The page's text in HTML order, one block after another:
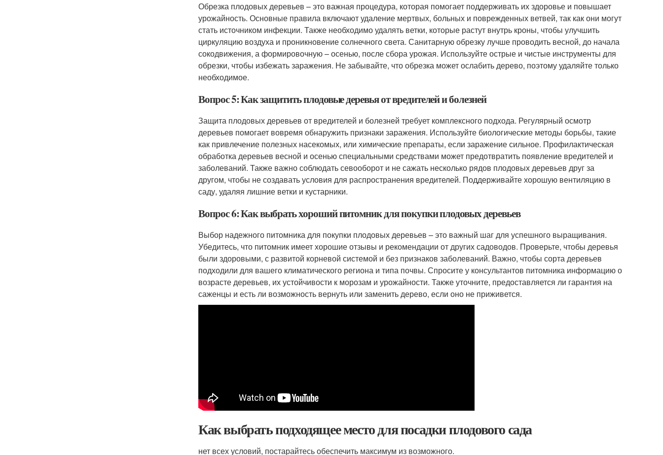
Обрезка плодовых деревьев – это важная процедура, которая помогает поддерживать их здоровье и повышает
урожайность. Основные правила включают удаление мертвых, больных и поврежденных ветвей, так как они могут
стать источником инфекции. Также необходимо удалять ветки, которые растут внутрь кроны, чтобы улучшить
циркуляцию воздуха и проникновение солнечного света. Санитарную обрезку лучше проводить весной, до начала
сокодвижения, а формировочную – осенью, после сбора урожая. Используйте острые и чистые инструменты для
обрезки, чтобы избежать заражения. Не забывайте, что обрезка может ослабить дерево, поэтому удаляйте только
необходимое.
Вопрос 5: Как защитить плодовые деревья от вредителей и болезней
Защита плодовых деревьев от вредителей и болезней требует комплексного подхода. Регулярный осмотр
деревьев помогает вовремя обнаружить признаки заражения. Используйте биологические методы борьбы, такие
как привлечение полезных насекомых, или химические препараты, если заражение сильное. Профилактическая
обработка деревьев весной и осенью специальными средствами может предотвратить появление вредителей и
заболеваний. Также важно соблюдать севооборот и не сажать несколько рядов плодовых деревьев друг за
другом, чтобы не создавать условия для распространения вредителей. Поддерживайте хорошую вентиляцию в
саду, удаляя лишние ветки и кустарники.
Вопрос 6: Как выбрать хороший питомник для покупки плодовых деревьев
Выбор надежного питомника для покупки плодовых деревьев – это важный шаг для успешного выращивания.
Убедитесь, что питомник имеет хорошие отзывы и рекомендации от других садоводов. Проверьте, чтобы деревья
были здоровыми, с развитой корневой системой и без признаков заболеваний. Важно, чтобы сорта деревьев
подходили для вашего климатического региона и типа почвы. Спросите у консультантов питомника информацию о
возрасте деревьев, их устойчивости к морозам и урожайности. Также уточните, предоставляется ли гарантия на
саженцы и есть ли возможность вернуть или заменить дерево, если оно не приживется.
Как выбрать подходящее место для посадки плодового сада
нет всех условий, постарайтесь обеспечить максимум из возможного.